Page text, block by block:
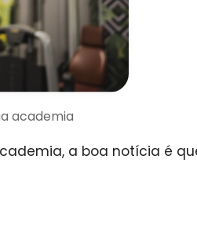
academia
a boa notícia é